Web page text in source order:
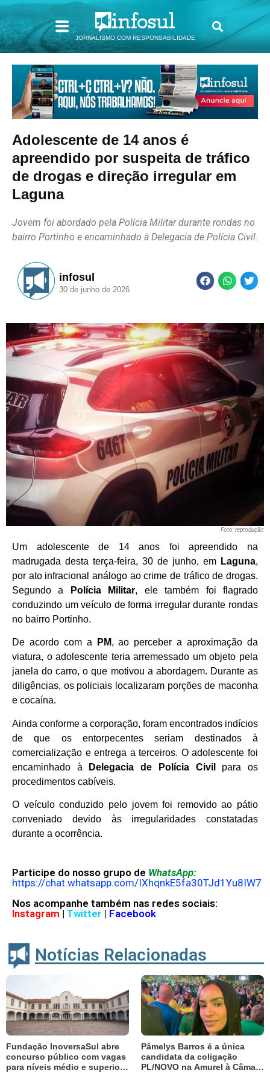
JORNALISMO COM RESPONSABILIDADE
Adolescente de 14 anos é
apreendido por suspeita de tráfico
de drogas e direção irregular em
Laguna
Jovem foi abordado pela Polícia Militar durante rondas no
bairro Portinho e encaminhado à Delegacia de Polícia Civil.
infosul
30 de junho de 2026
Foto: reprodução
Um adolescente de 14 anos foi apreendido na
madrugada desta terça-feira, 30 de junho, em Laguna,
por ato infracional análogo ao crime de tráfico de drogas.
Segundo a
Polícia Militar, ele também foi flagrado
conduzindo um veículo de forma irregular durante rondas
no bairro Portinho.
De acordo com a PM, ao perceber a aproximação da
viatura, o adolescente teria arremessado um objeto pela
janela do carro, o que motivou a abordagem. Durante as
diligências, os policiais localizaram porções de maconha
e cocaína.
Ainda conforme a corporação, foram encontrados indícios
de que os entorpecentes seriam destinados à
comercialização e entrega a terceiros. O adolescente foi
encaminhado à
Delegacia de Polícia Civil
para os
procedimentos cabíveis.
O veículo conduzido pelo jovem foi removido ao pátio
conveniado devido às irregularidades constatadas
durante a ocorrência.
Participe do nosso grupo de WhatsApp:
https://chat.whatsapp.com/IXhqnkE5fa30TJd1Yu8IW7
Nos acompanhe também nas redes sociais:
Instagram | Twitter | Facebook
Notícias Relacionadas
Fundação InoversaSul abre
concurso público com vagas
para níveis médio e superior;
Pâmelys Barros é a única
candidata da coligação
PL/NOVO na Amurel à Câmara